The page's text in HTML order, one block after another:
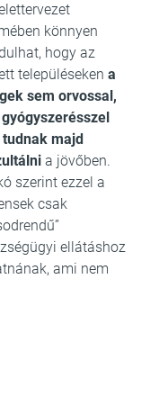
könnyen
hogy az
településeken a
sem orvossal,
majd
a jövőben.
szerint ezzel a
csak
ellátáshoz
ami nem